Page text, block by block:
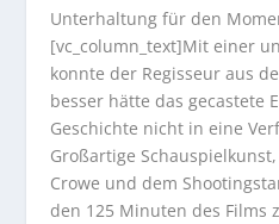
Unterhaltung für den
[vc_column_text]Mit einer
konnte der Regisseur aus
besser hätte das gecastete
Geschichte nicht in eine
Großartige
Crowe und dem
den 125 Minuten des Films